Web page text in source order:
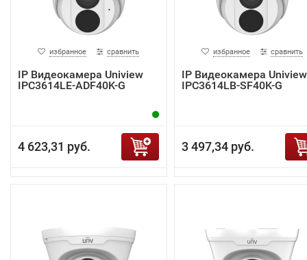
избранное сравнить
IP Видеокамера Uniview
IPC3614LE-ADF40K-G
4 623,31 руб.
избранное сравнить
IP Видеокамера Uniview
IPC3614LB-SF40K-G
3 497,34 руб.